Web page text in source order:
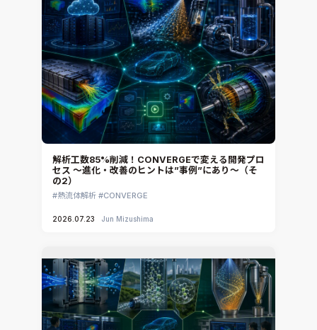
解析工数85%削減！CONVERGEで変える開発プロ
セス ～進化・改善のヒントは”事例”にあり～（そ
の2）
熱流体解析 CONVERGE
2026.07.23 Jun Mizushima